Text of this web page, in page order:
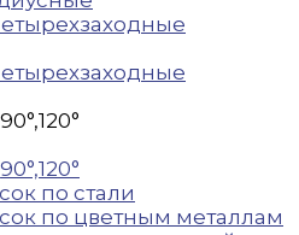
по стали
по цветным металлам